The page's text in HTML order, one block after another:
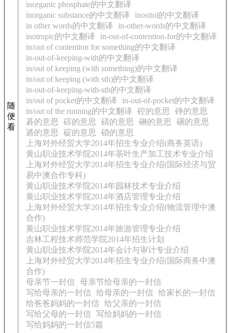
随
便
看
inorganic phosphate的中文翻译
inorganic substance的中文翻译
inositol的中文翻译
in other words的中文翻译
in-other-words的中文翻译
inotropic的中文翻译
in-out-of-contention-for的中文翻译
in/out of contention for something的中文翻译
in-out-of-keeping-with的中文翻译
in/out of keeping (with something)的中文翻译
in/out of keeping (with sth)的中文翻译
in-out-of-keeping-with-sth的中文翻译
in/out of pocket的中文翻译
in-out-of-pocket的中文翻译
in/out of the running的中文翻译
硿的意思
碀的意思
碁的意思
碂的意思 碃的意思 碄的意思
碅的意思
碆的意思
碇的意思
碈的意思
上海对外经贸大学2014年招生专业介绍(商务英语)
黄山职业技术学院2014年茶叶生产加工技术专业介绍
上海对外经贸大学2014年招生专业介绍(国际经济与贸
易中澳合作专科)
黄山职业技术学院2014年园林技术专业介绍
黄山职业技术学院2014年酒店管理专业介绍
上海对外经贸大学2014年招生专业介绍(物流管理中澳
合作)
黄山职业技术学院2014年旅游管理专业介绍
吉林工程技术师范学院2014年招生计划
黄山职业技术学院2014年会计与审计专业介绍
上海对外经贸大学2014年招生专业介绍(国际商务中澳
合作)
母亲节一封信 母亲节给母亲的一封信
写给母亲的一封信 给母亲的一封信 给家长的一封信
给爸爸妈妈的一封信 给父亲的一封信
写给父母的一封信 写给妈妈的一封信
写给妈妈的一封信5篇